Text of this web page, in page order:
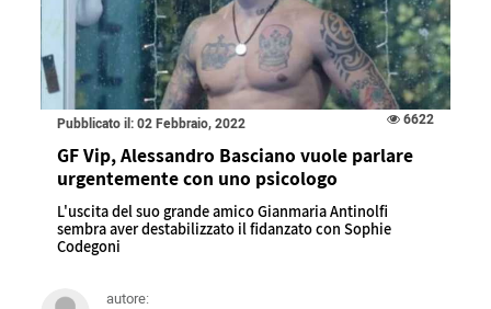
Pubblicato il: 02 Febbraio, 2022 6622
GF Vip, Alessandro Basciano vuole parlare
urgentemente con uno psicologo
L'uscita del suo grande amico Gianmaria Antinolfi
sembra aver destabilizzato il fidanzato con Sophie
Codegoni
autore: